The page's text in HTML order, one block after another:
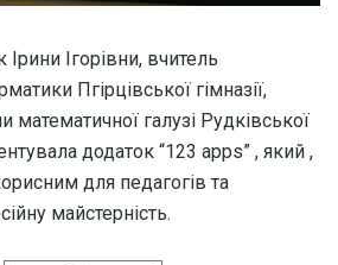
Ігорівни, вчитель
Пгірцівської гімназії,
математичної галузі Рудківської
додаток “123 apps” , який ,
для педагогів та
майстерність.